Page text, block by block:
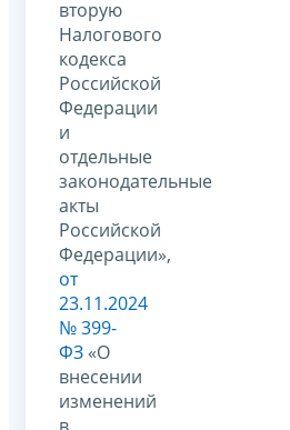
вторую
Налогового
кодекса
Российской
Федерации
и
отдельные
законодательные
акты
Российской
Федерации»,
от
23.11.2024
№ 399-
ФЗ «О
внесении
изменений
в